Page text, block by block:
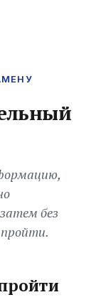
без
пройти.